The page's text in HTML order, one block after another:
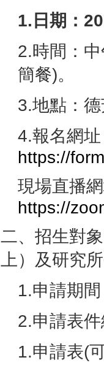
1. 日期：
2.時間：
簡餐)。
3.地點：
4.報名網
https://
現場直播
https://
二、招生對
上）及研究
1.申請期
2.申請表
1.申請表(